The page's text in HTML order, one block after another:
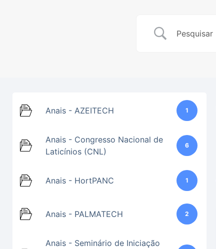
Anais - AZEITECH 1
Anais - Congresso Nacional de
Laticínios (CNL)
6
Anais - HortPANC 1
Anais - PALMATECH 2
Anais - Seminário de Iniciação